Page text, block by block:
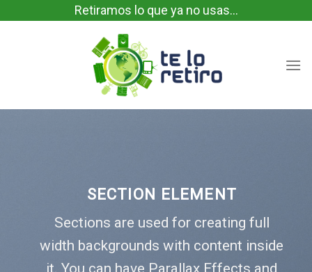
to
Retiramos lo que ya no usas...
SECTION ELEMENT
Sections are used for creating full
width backgrounds with content inside
it. You can have Parallax Effects and